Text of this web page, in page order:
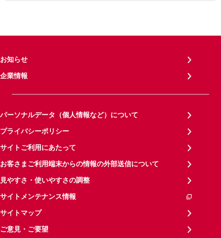
お知らせ
企業情報
パーソナルデータ（個人情報など）について
プライバシーポリシー
サイトご利用にあたって
お客さまご利用端末からの情報の外部送信について
見やすさ・使いやすさの調整
サイトメンテナンス情報
サイトマップ
ご意見・ご要望